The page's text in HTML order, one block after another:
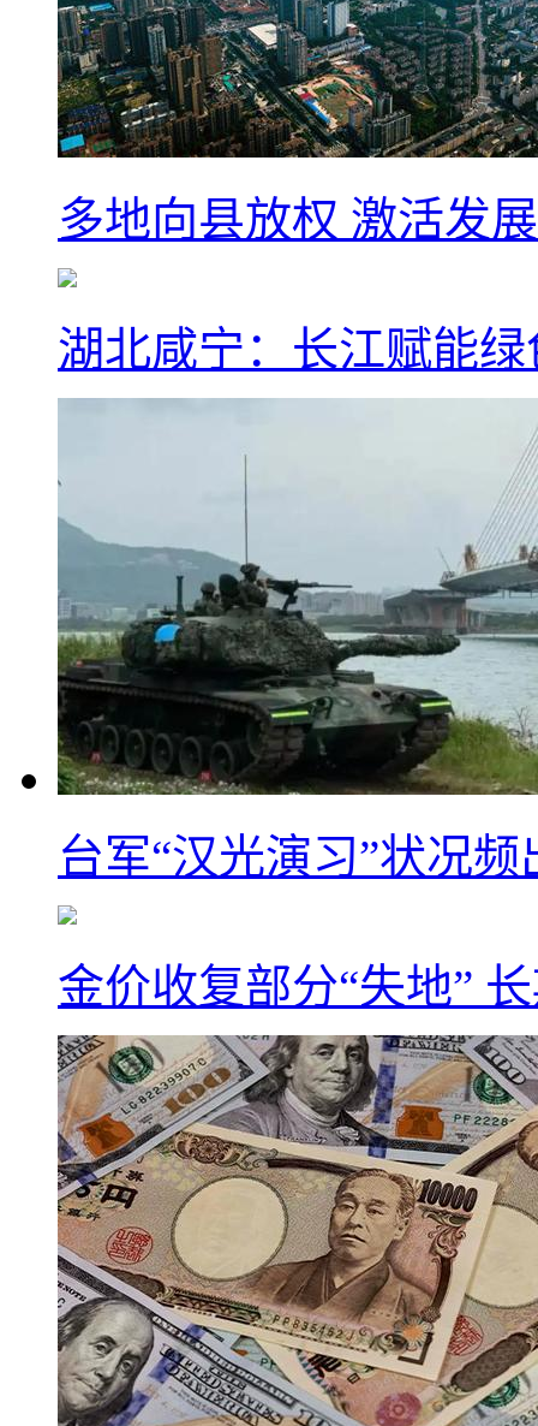
多地向县放权 激活发
湖北咸宁：长江赋能
台军“汉光演习”状况
金价收复部分“失地”